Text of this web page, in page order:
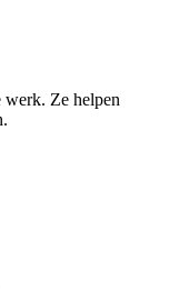
werk. Ze helpen